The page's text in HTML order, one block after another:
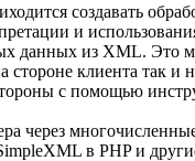
создавать
и
данных из XML. Это
стороне клиента так и
с помощью
через
в PHP и